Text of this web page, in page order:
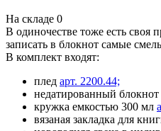
На складе 0
В одиночестве тоже есть своя
записать в блокнот самые
В комплект входят:
плед арт. 2200.44;
недатированный блокнот
кружка емкостью 300 мл
вязаная закладка для